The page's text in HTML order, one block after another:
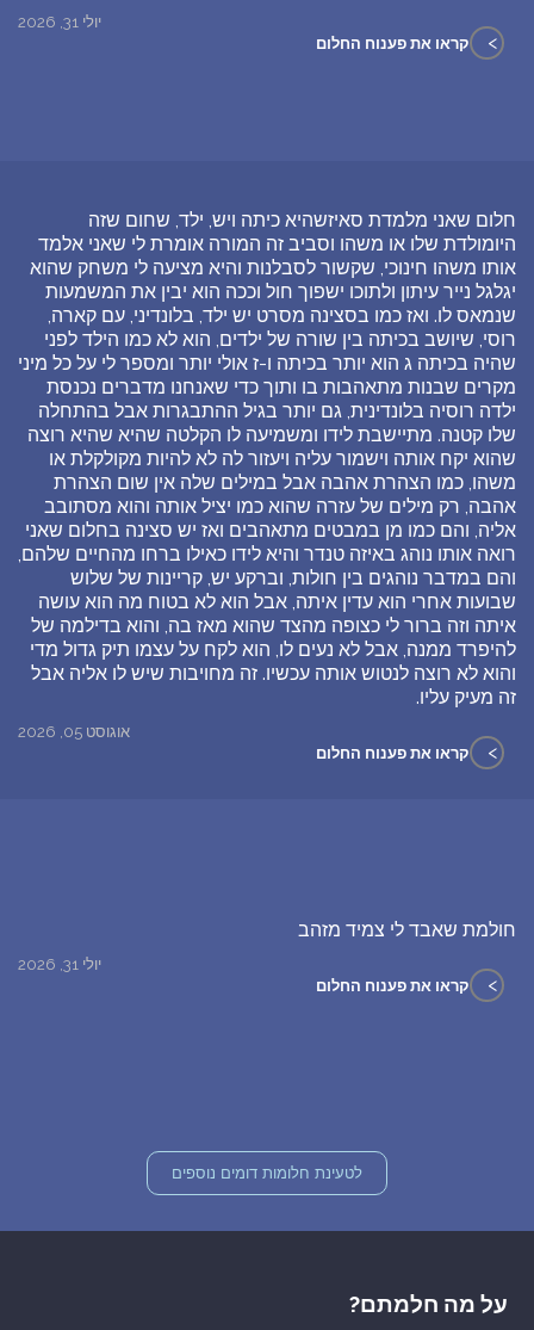
יולי 31, 2026
> קראו את פענוח החלום
חלום שאני מלמדת סאיזשהיא כיתה ויש, ילד, שחום שזה
היומולדת שלו או משהו וסביב זה המורה אומרת לי שאני אלמד
אותו משהו חינוכי, שקשור לסבלנות והיא מציעה לי משחק שהוא
יגלגל נייר עיתון ולתוכו ישפוך חול וככה הוא יבין את המשמעות
שנמאס לו. ואז כמו בסצינה מסרט יש ילד, בלונדיני, עם קארה,
רוסי, שיושב בכיתה בין שורה של ילדים, הוא לא כמו הילד לפני
שהיה בכיתה ג הוא יותר בכיתה ו-ז אולי יותר ומספר לי על כל מיני
מקרים שבנות מתאהבות בו ותוך כדי שאנחנו מדברים נכנסת
ילדה רוסיה בלונדינית, גם יותר בגיל ההתבגרות אבל בהתחלה
שלו קטנה. מתיישבת לידו ומשמיעה לו הקלטה שהיא שהיא רוצה
שהוא יקח אותה וישמור עליה ויעזור לה לא להיות מקולקלת או
משהו, כמו הצהרת אהבה אבל במילים שלה אין שום הצהרת
אהבה, רק מילים של עזרה שהוא כמו יציל אותה והוא מסתובב
אליה, והם כמו מן במבטים מתאהבים ואז יש סצינה בחלום שאני
רואה אותו נוהג באיזה טנדר והיא לידו כאילו ברחו מהחיים שלהם,
והם במדבר נוהגים בין חולות, וברקע יש, קריינות של שלוש
שבועות אחרי הוא עדין איתה, אבל הוא לא בטוח מה הוא עושה
איתה וזה ברור לי כצופה מהצד שהוא מאז בה, והוא בדילמה של
להיפרד ממנה, אבל לא נעים לו, הוא לקח על עצמו תיק גדול מדי
והוא לא רוצה לנטוש אותה עכשיו. זה מחויבות שיש לו אליה אבל
זה מעיק עליו.
אוגוסט 05, 2026
> קראו את פענוח החלום
חולמת שאבד לי צמיד מזהב
יולי 31, 2026
> קראו את פענוח החלום
לטעינת חלומות דומים נוספים
על מה חלמתם?